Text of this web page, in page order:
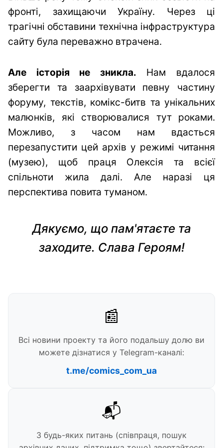
фронті, захищаючи Україну. Через ці
трагічні обставини технічна інфраструктура
сайту була переважно втрачена.
Але історія не зникла. Нам вдалося
зберегти та заархівувати певну частину
форуму, текстів, комікс-битв та унікальних
малюнків, які створювалися тут роками.
Можливо, з часом нам вдасться
перезапустити цей архів у режимі читання
(музею), щоб праця Олексія та всієї
спільноти жила далі. Але наразі ця
перспектива повита туманом.
Дякуємо, що пам'ятаєте та
заходите. Слава Героям!
📰
Всі новини проекту та його подальшу долю ви
можете дізнатися у Telegram-каналі:
t.me/comics_com_ua
📬
З будь-яких питань (співпраця, пошук